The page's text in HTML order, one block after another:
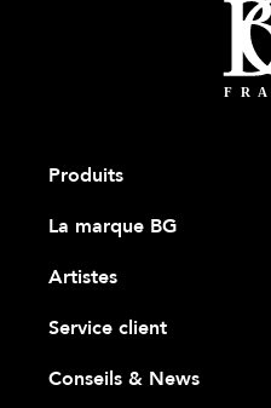
Produits
La marque BG
Artistes
Service client
Conseils & News